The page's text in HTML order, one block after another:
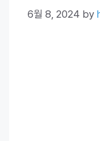
6월 8, 2024 by